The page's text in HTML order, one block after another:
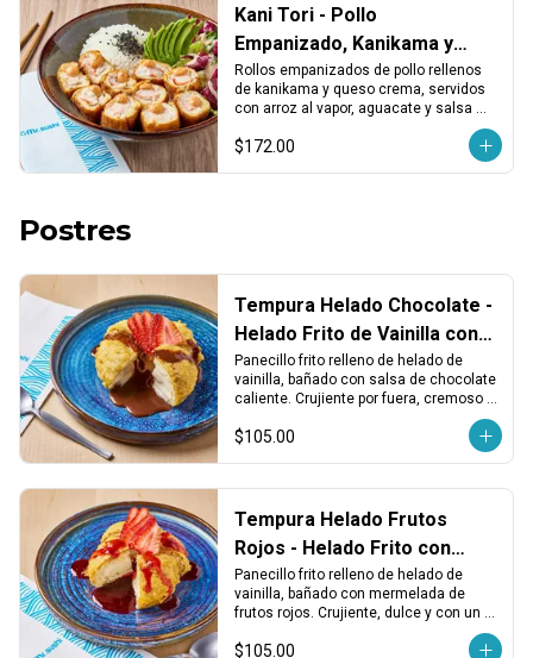
Kani Tori - Pollo
Empanizado, Kanikama y
Salsa Chipotle
Rollos empanizados de pollo rellenos
de kanikama y queso crema, servidos
con arroz al vapor, aguacate y salsa
reconfortante.
$172.00
Postres
Tempura Helado Chocolate -
Helado Frito de Vainilla con
Chocolate
Panecillo frito relleno de helado de
vainilla, bañado con salsa de chocolate
caliente. Crujiente por fuera, cremoso
$105.00
Tempura Helado Frutos
Rojos - Helado Frito con
Mermelada de Berries
Panecillo frito relleno de helado de
vainilla, bañado con mermelada de
frutos rojos. Crujiente, dulce y con un
$105.00